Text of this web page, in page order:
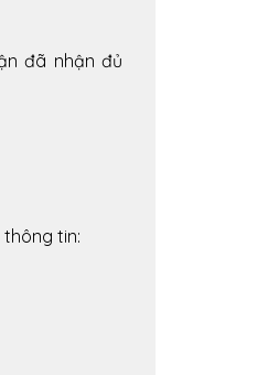
đã nhận đủ
thông tin: